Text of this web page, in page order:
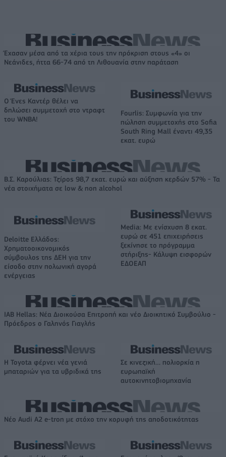
Έχασαν μέσα από τα χέρια τους την πρόκριση στους «4» οι
Νεάνιδες, ήττα 66-74 από τη Λιθουανία στην παράταση
Ο Ένες Καντέρ θέλει να
δηλώσει συμμετοχή στο ντραφτ
του WNBA!
Fourlis: Συμφωνία για την
πώληση συμμετοχής στο Sofia
South Ring Mall έναντι 49,35
εκατ. ευρώ
Β.Σ. Καρούλιας: Τζίρος 98,7 εκατ. ευρώ και αύξηση κερδών 57% - Τα
νέα στοιχήματα σε low & non alcohol
Deloitte Ελλάδος:
Χρηματοοικονομικός
σύμβουλος της ΔΕΗ για την
είσοδο στην πολωνική αγορά
ενέργειας
Media: Με ενίσχυση 8 εκατ.
ευρώ σε 451 επιχειρήσεις
ξεκίνησε το πρόγραμμα
στήριξης- Κάλυψη εισφορών
ΕΔΟΕΑΠ
IAB Hellas: Νέα Διοικούσα Επιτροπή και νέο Διοικητικό Συμβούλιο -
Πρόεδρος ο Γαληνός Γιαγλής
Η Toyota φέρνει νέα γενιά
μπαταριών για τα υβριδικά της
Σε κινεζική… πολιορκία η
ευρωπαϊκή
αυτοκινητοβιομηχανία
Νέο Audi A2 e-tron με στόχο την κορυφή της αποδοτικότητας